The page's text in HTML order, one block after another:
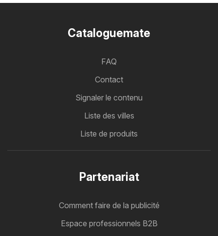
Cataloguemate
FAQ
Contact
Signaler le contenu
Liste des villes
Liste de produits
Partenariat
Comment faire de la publicité
Espace professionnels B2B